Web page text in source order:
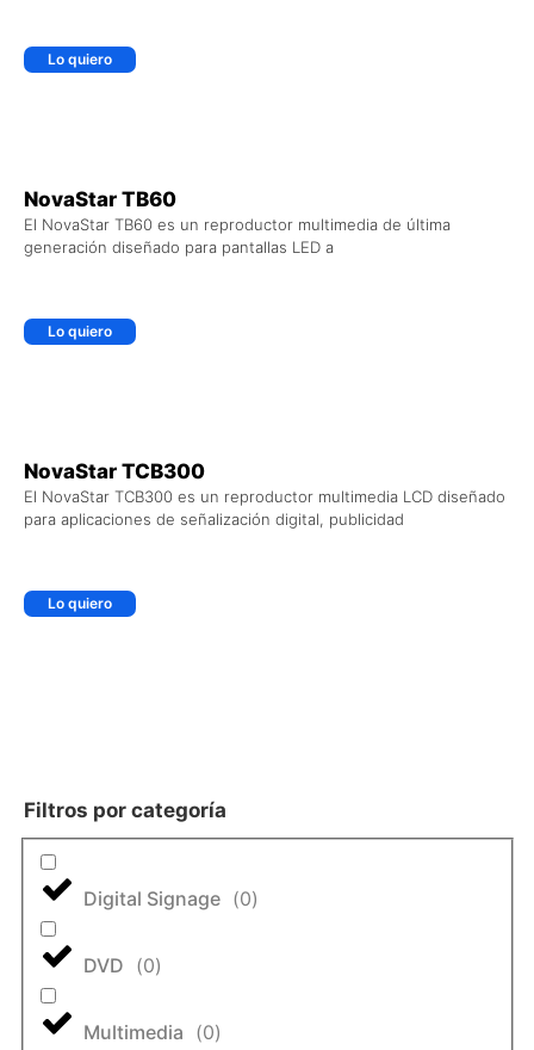
Lo quiero
NovaStar TB60
El NovaStar TB60 es un reproductor multimedia de última
generación diseñado para pantallas LED a
Lo quiero
NovaStar TCB300
El NovaStar TCB300 es un reproductor multimedia LCD diseñado
para aplicaciones de señalización digital, publicidad
Lo quiero
Filtros por categoría
Digital Signage (0)
DVD (0)
Multimedia (0)